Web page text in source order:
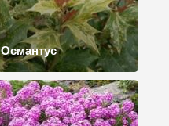
Османтус